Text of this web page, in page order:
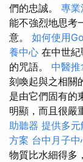
們的忠誠。 專業
能不強烈地思考
意。 如何使用
養中心 在中世
的咒語。 中醫
刻喚起與之相關
是由它們固有的
明顯，而且很嚴
助聽器 提供多
方案 台中月子中
物質比水細得多